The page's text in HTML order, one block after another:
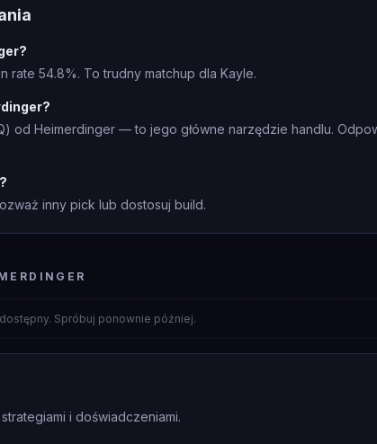
rate 54.8%. To trudny matchup dla Kayle.
od Heimerdinger — to jego główne narzędzie handlu.
inny pick lub dostosuj build.
Spróbuj ponownie później.
i doświadczeniami.